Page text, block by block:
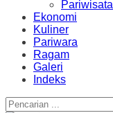
Pariwisata
Ekonomi
Kuliner
Pariwara
Ragam
Galeri
Indeks